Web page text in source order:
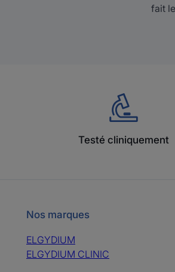
fait
Testé cliniquement
Nos marques
ELGYDIUM
ELGYDIUM CLINIC